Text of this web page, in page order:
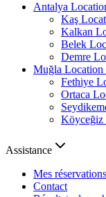
Antalya
Kaş
Kalkan
Belek
Demre
Muğla Location
Fethiye
Ortaca
Köyceğiz
Assistance
Mes réservations
Contact